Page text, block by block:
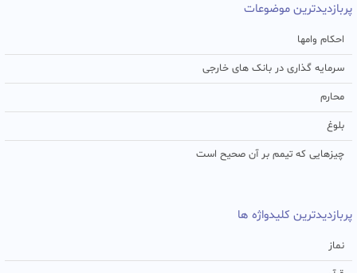
پربازدیدترین موضوعات
احکام وامها
سرمایه گذاری در بانک های خارجی
محارم
بلوغ
چیزهایی که تیمم بر آن صحیح است
پربازدیدترین کلیدواژه ها
نماز